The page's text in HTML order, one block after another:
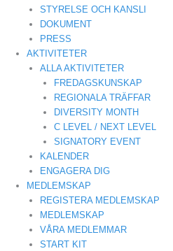
STYRELSE OCH KANSLI
DOKUMENT
PRESS
AKTIVITETER
ALLA AKTIVITETER
FREDAGSKUNSKAP
REGIONALA TRÄFFAR
DIVERSITY MONTH
C LEVEL / NEXT LEVEL
SIGNATORY EVENT
KALENDER
ENGAGERA DIG
MEDLEMSKAP
REGISTERA MEDLEMSKAP
MEDLEMSKAP
VÅRA MEDLEMMAR
START KIT